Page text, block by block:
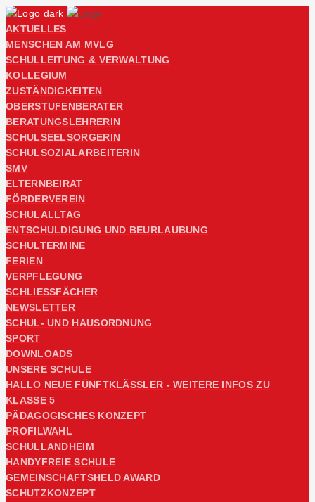
AKTUELLES
MENSCHEN AM MVLG
SCHULLEITUNG & VERWALTUNG
KOLLEGIUM
ZUSTÄNDIGKEITEN
OBERSTUFENBERATER
BERATUNGSLEHRERIN
SCHULSEELSORGERIN
SCHULSOZIALARBEITERIN
SMV
ELTERNBEIRAT
FÖRDERVEREIN
SCHULALLTAG
ENTSCHULDIGUNG UND BEURLAUBUNG
SCHULTERMINE
FERIEN
VERPFLEGUNG
SCHLIESSFÄCHER
NEWSLETTER
SCHUL- UND HAUSORDNUNG
SPORT
DOWNLOADS
UNSERE SCHULE
HALLO NEUE FÜNFTKLÄSSLER - WEITERE INFOS ZU
KLASSE 5
PÄDAGOGISCHES KONZEPT
PROFILWAHL
SCHULLANDHEIM
HANDYFREIE SCHULE
GEMEINSCHAFTSHELD AWARD
SCHUTZKONZEPT